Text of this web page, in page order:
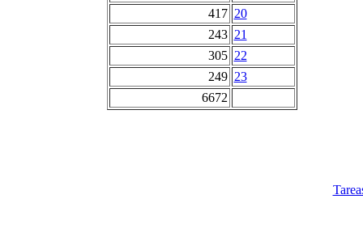
417 20
243 21
305 22
249 23
6672